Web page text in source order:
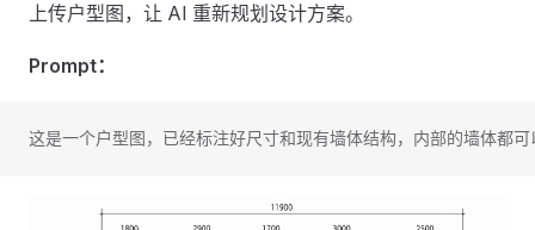
上传户型图，让 AI 重新规划设计方案。
Prompt：
这是一个户型图，已经标注好尺寸和现有墙体结构，内部的墙体都